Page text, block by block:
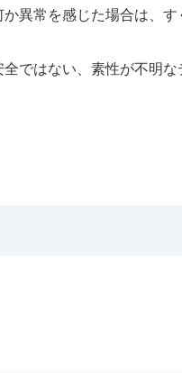
異常を感じた場合は、
ではない、素性が不明